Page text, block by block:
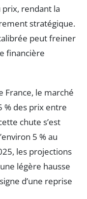
rendant la
stratégique.
peut freiner
financière
France, le marché
% des prix entre
chute s’est
5 % au
les projections
légère hausse
d’une reprise